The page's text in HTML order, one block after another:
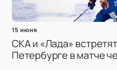
15 июня
СКА и «Лада»
Петербурге в матче